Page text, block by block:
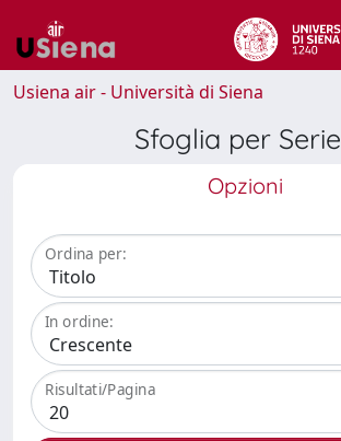
Usiena air - Università di Siena
Sfoglia per Serie
Opzioni
Ordina per:
In ordine:
Risultati/Pagina